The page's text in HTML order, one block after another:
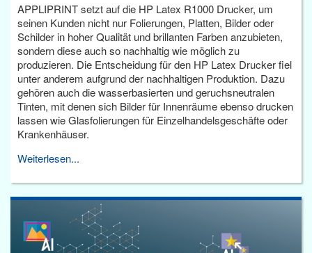
APPLIPRINT setzt auf die HP Latex R1000 Drucker, um
seinen Kunden nicht nur Folierungen, Platten, Bilder oder
Schilder in hoher Qualität und brillanten Farben anzubieten,
sondern diese auch so nachhaltig wie möglich zu
produzieren. Die Entscheidung für den HP Latex Drucker fiel
unter anderem aufgrund der nachhaltigen Produktion. Dazu
gehören auch die wasserbasierten und geruchsneutralen
Tinten, mit denen sich Bilder für Innenräume ebenso drucken
lassen wie Glasfolierungen für Einzelhandelsgeschäfte oder
Krankenhäuser.
Weiterlesen...